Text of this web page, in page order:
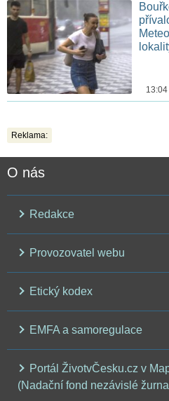
Reklama:
O nás
Redakce
Provozovatel webu
Etický kodex
EMFA a samoregulace
Portál ŽivotvČesku.cz v
(Nadační fond nezávislé